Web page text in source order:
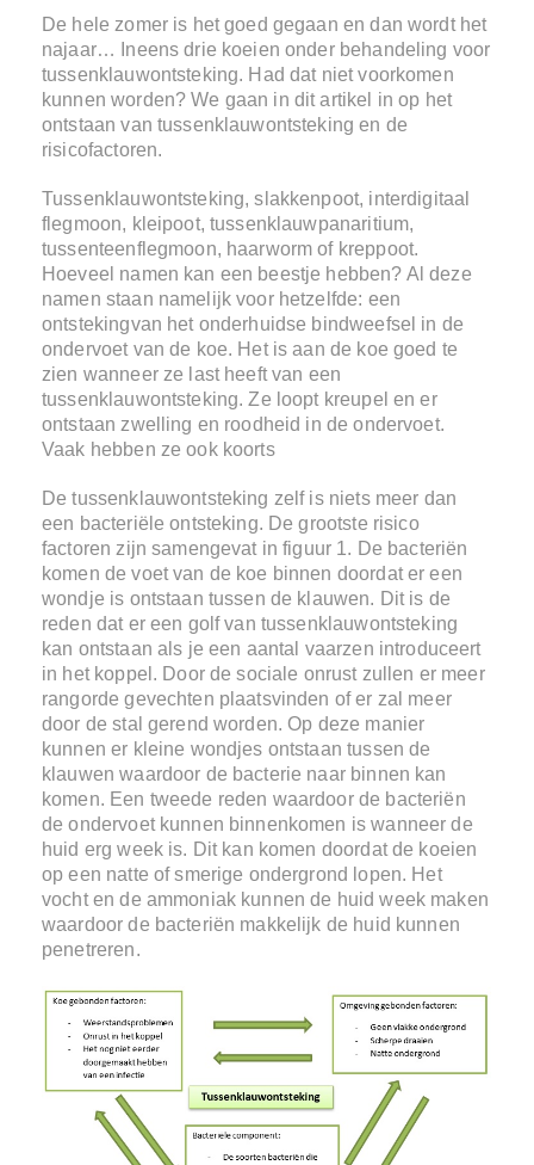
De hele zomer is het goed gegaan en dan wordt het
najaar… Ineens drie koeien onder behandeling voor
tussenklauwontsteking. Had dat niet voorkomen
kunnen worden? We gaan in dit artikel in op het
ontstaan van tussenklauwontsteking en de
risicofactoren.
Tussenklauwontsteking, slakkenpoot, interdigitaal
flegmoon, kleipoot, tussenklauwpanaritium,
tussenteenflegmoon, haarworm of kreppoot.
Hoeveel namen kan een beestje hebben? Al deze
namen staan namelijk voor hetzelfde: een
ontstekingvan het onderhuidse bindweefsel in de
ondervoet van de koe. Het is aan de koe goed te
zien wanneer ze last heeft van een
tussenklauwontsteking. Ze loopt kreupel en er
ontstaan zwelling en roodheid in de ondervoet.
Vaak hebben ze ook koorts
De tussenklauwontsteking zelf is niets meer dan
een bacteriële ontsteking. De grootste risico
factoren zijn samengevat in figuur 1. De bacteriën
komen de voet van de koe binnen doordat er een
wondje is ontstaan tussen de klauwen. Dit is de
reden dat er een golf van tussenklauwontsteking
kan ontstaan als je een aantal vaarzen introduceert
in het koppel. Door de sociale onrust zullen er meer
rangorde gevechten plaatsvinden of er zal meer
door de stal gerend worden. Op deze manier
kunnen er kleine wondjes ontstaan tussen de
klauwen waardoor de bacterie naar binnen kan
komen. Een tweede reden waardoor de bacteriën
de ondervoet kunnen binnenkomen is wanneer de
huid erg week is. Dit kan komen doordat de koeien
op een natte of smerige ondergrond lopen. Het
vocht en de ammoniak kunnen de huid week maken
waardoor de bacteriën makkelijk de huid kunnen
penetreren.